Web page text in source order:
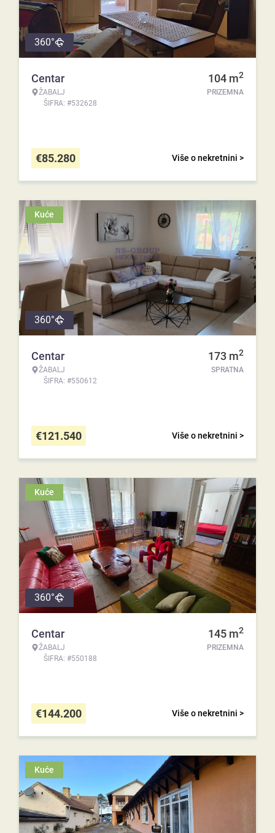
360°
Centar
ŽABALJ
ŠIFRA: #532628
104 m2
PRIZEMNA
Više o nekretnini >
€85.280
Kuće
360°
Centar
ŽABALJ
ŠIFRA: #550612
173 m2
SPRATNA
Više o nekretnini >
€121.540
Kuće
360°
Centar
ŽABALJ
ŠIFRA: #550188
145 m2
PRIZEMNA
Više o nekretnini >
€144.200
Kuće